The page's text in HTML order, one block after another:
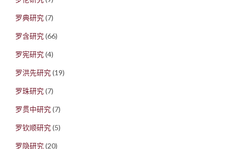
罗典研究(7)
罗含研究(66)
罗宪研究(4)
罗洪先研究(19)
罗珠研究(7)
罗贯中研究(7)
罗钦顺研究(5)
罗隐研究(20)